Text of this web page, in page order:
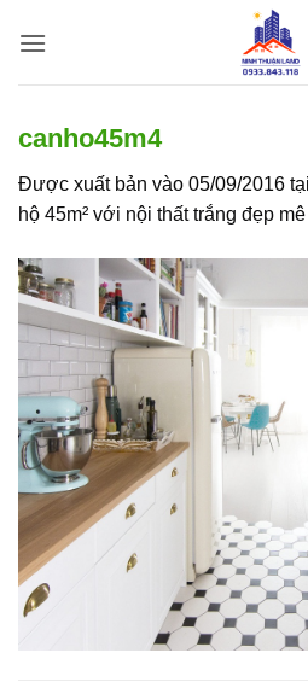
qua
canho45m4
Được xuất bản vào 05/09/2016 tại
hộ 45m² với nội thất trắng đẹp